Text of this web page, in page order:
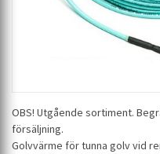
OBS! Utgående sortiment.
försäljning.
Golvvärme för tunna golv vid